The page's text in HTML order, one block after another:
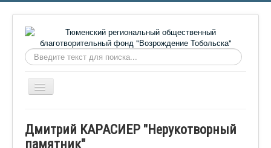
Искать...
Включить/
выключить
О фонде
Дмитрий КАРАСИЕР "Нерукотворный
памятник"